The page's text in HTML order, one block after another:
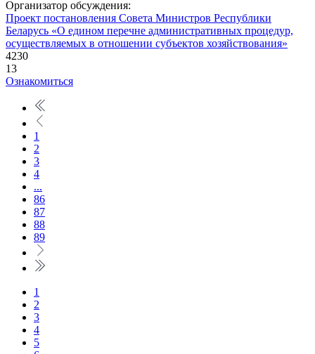
Организатор обсуждения:
Проект постановления Совета Министров Республики
Беларусь «О едином перечне административных процедур,
осуществляемых в отношении субъектов хозяйствования»
4230
13
Ознакомиться
1
2
3
4
...
86
87
88
89
1
2
3
4
5